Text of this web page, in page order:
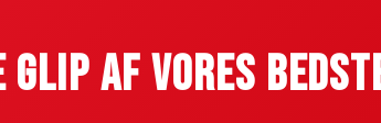
Glip Af Vores